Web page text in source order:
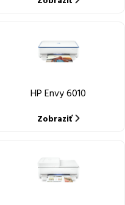
HP Envy 6010
Zobraziť